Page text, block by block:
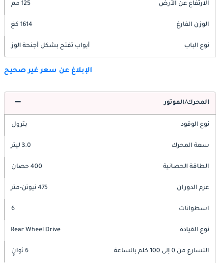
الارتفاع عن الأرض 125 مم
الوزن الفارغ 1614 كغ
نوع الباب أبواب تفتح بشكل أجنحة الوز
الإبلاغ عن سعر غير صحيح
المحرك/الموتور
نوع الوقود بترول
سعة المحرك 3.0 ليتر
الطاقة الحصانية 400 حصان
عزم الدوران 475 نيوتن-متر
اسطوانات 6
نوع القيادة Rear Wheel Drive
التسارع من 0 إلى 100 كلم بالساعة 6 ثوانٍ